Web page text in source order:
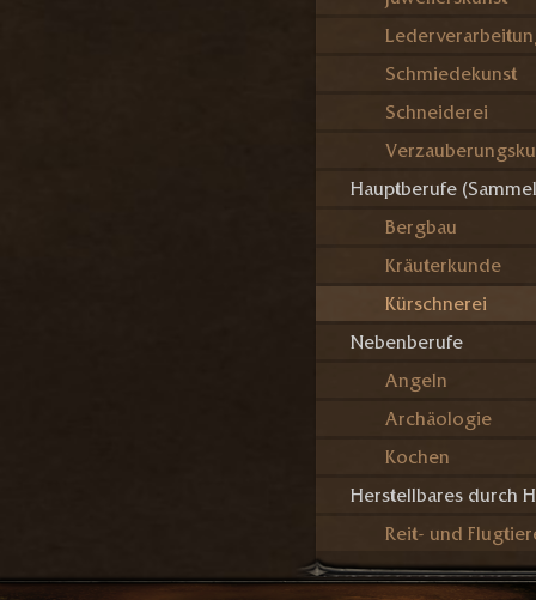
Schmiedekunst
Schneiderei
Hauptberufe
Bergbau
Kräuterkunde
Kürschnerei
Nebenberufe
Angeln
Archäologie
Kochen
Herstellbares durch
Reit- und